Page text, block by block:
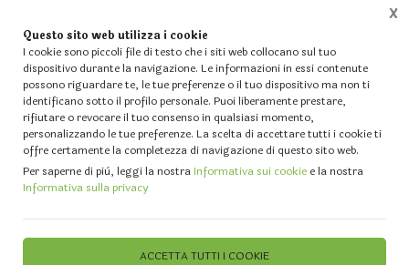
Questo sito web utilizza i cookie
I cookie sono piccoli file di testo che i siti web collocano sul tuo
dispositivo durante la navigazione. Le informazioni in essi contenute
possono riguardare te, le tue preferenze o il tuo dispositivo ma non ti
identificano sotto il profilo personale. Puoi liberamente prestare,
rifiutare o revocare il tuo consenso in qualsiasi momento,
personalizzando le tue preferenze. La scelta di accettare tutti i cookie ti
offre certamente la completezza di navigazione di questo sito web.
Per saperne di più, leggi la nostraInformativa sui cookie e la nostra
Informativa sulla privacy
ACCETTA TUTTI I COOKIE
X
Home Vetrina IL TUO NATALE - Alberi - Luci - Fiori artificiali - Palline e Decori diversi